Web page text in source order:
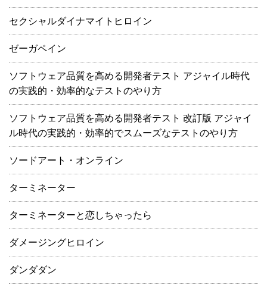
セクシャルダイナマイトヒロイン
ゼーガペイン
ソフトウェア品質を高める開発者テスト アジャイル時代
の実践的・効率的なテストのやり方
ソフトウェア品質を高める開発者テスト 改訂版 アジャイ
ル時代の実践的・効率的でスムーズなテストのやり方
ソードアート・オンライン
ターミネーター
ターミネーターと恋しちゃったら
ダメージングヒロイン
ダンダダン